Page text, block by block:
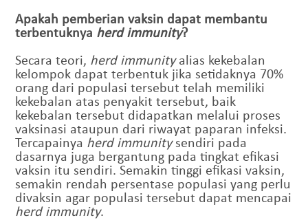
Apakah pemberian vaksin dapat membantu
terbentuknya herd immunity?
Secara teori, herd immunityalias kekebalan
kelompok dapat terbentuk jika setidaknya 70%
orang dari populasi tersebut telah memiliki
kekebalan atas penyakit tersebut, baik
kekebalan tersebut didapatkan melalui proses
vaksinasi ataupun dari riwayat paparan infeksi.
Tercapainya herd immunitysendiri pada
dasarnya juga bergantung pada tingkat efikasi
vaksin itu sendiri. Semakin tinggi efikasi vaksin,
semakin rendah persentase populasi yang perlu
divaksin agar populasi tersebut dapat mencapai
herd immunity.